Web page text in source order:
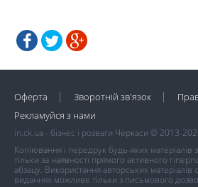
Оферта Зворотній зв'язок
Рекламуйся з нами
in.ck.ua - бізнес і розваги Черкаси © 2013-
Копіювання і передрук будь-яких
тільки за наявності прямого активного
абзацу. Використання авторських матеріалів
виданнях можливе тільки з письмового